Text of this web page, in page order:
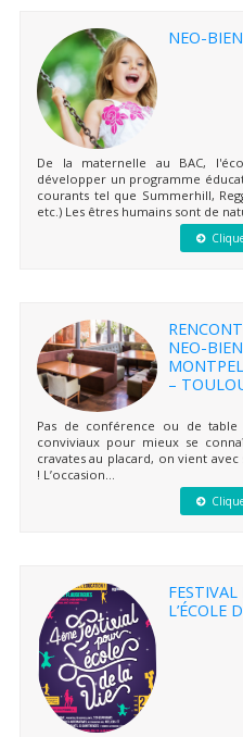
NEO-
De la maternelle au BAC,
développer un programme
courants tel que Summerhill,
etc.) Les êtres humains sont de
NEO-
–
Pas de conférence ou de
conviviaux pour mieux se
cravates au placard, on vient
! L’occasion...
L’ÉCOLE